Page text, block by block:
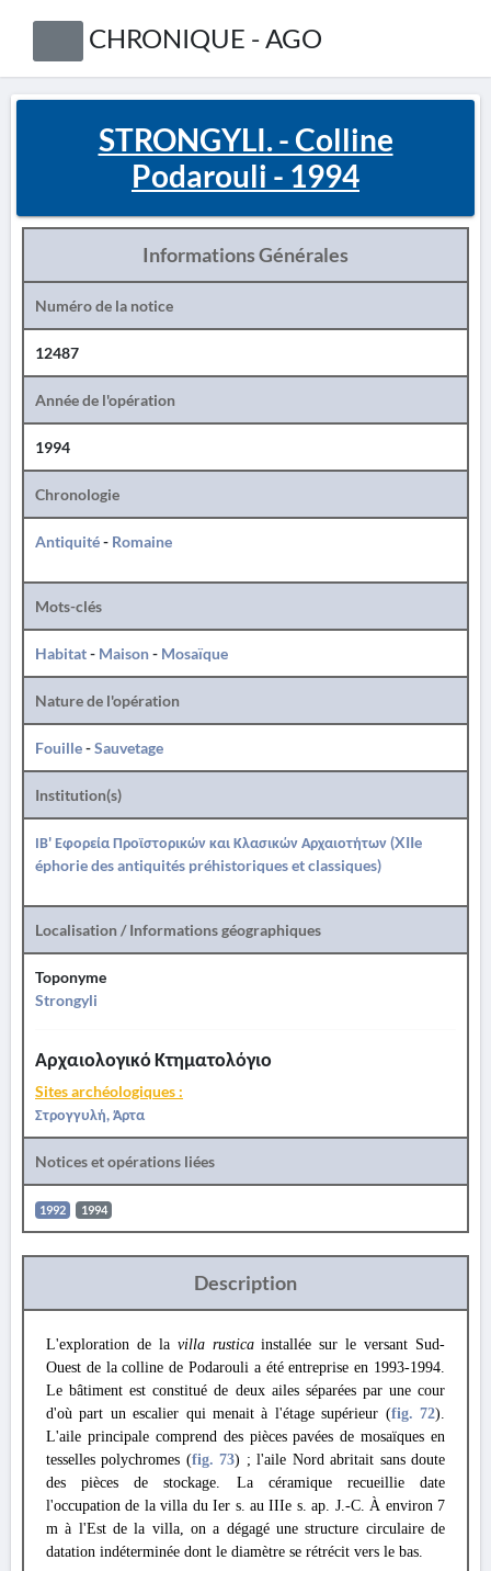
CHRONIQUE - AGO
STRONGYLI. - Colline
Podarouli - 1994
Informations Générales
Numéro de la notice
12487
Année de l'opération
1994
Chronologie
Antiquité- Romaine
Mots-clés
Habitat- Maison- Mosaïque
Nature de l'opération
Fouille-Sauvetage
Institution(s)
ΙΒ' Εφορεία Προϊστορικών και Κλασικών Αρχαιοτήτων (XIIe
éphorie des antiquités préhistoriques et classiques)
Localisation / Informations géographiques
Toponyme
Strongyli
Αρχαιολογικό Κτηματολόγιο
Sites archéologiques :
Στρογγυλή, Άρτα
Notices et opérations liées
1992 1994
Description
L'exploration de la villa rusticainstallée sur le versant Sud-
Ouest de la colline de Podarouli a été entreprise en 1993-1994.
Le bâtiment est constitué de deux ailes séparées par une cour
d'où part un escalier qui menait à l'étage supérieur (fig. 72).
L'aile principale comprend des pièces pavées de mosaïques en
tesselles polychromes (fig. 73) ; l'aile Nord abritait sans doute
des pièces de stockage. La céramique recueillie date
l'occupation de la villa du Ier s. au IIIe s. ap. J.-C. À environ 7
m à l'Est de la villa, on a dégagé une structure circulaire de
datation indéterminée dont le diamètre se rétrécit vers le bas.